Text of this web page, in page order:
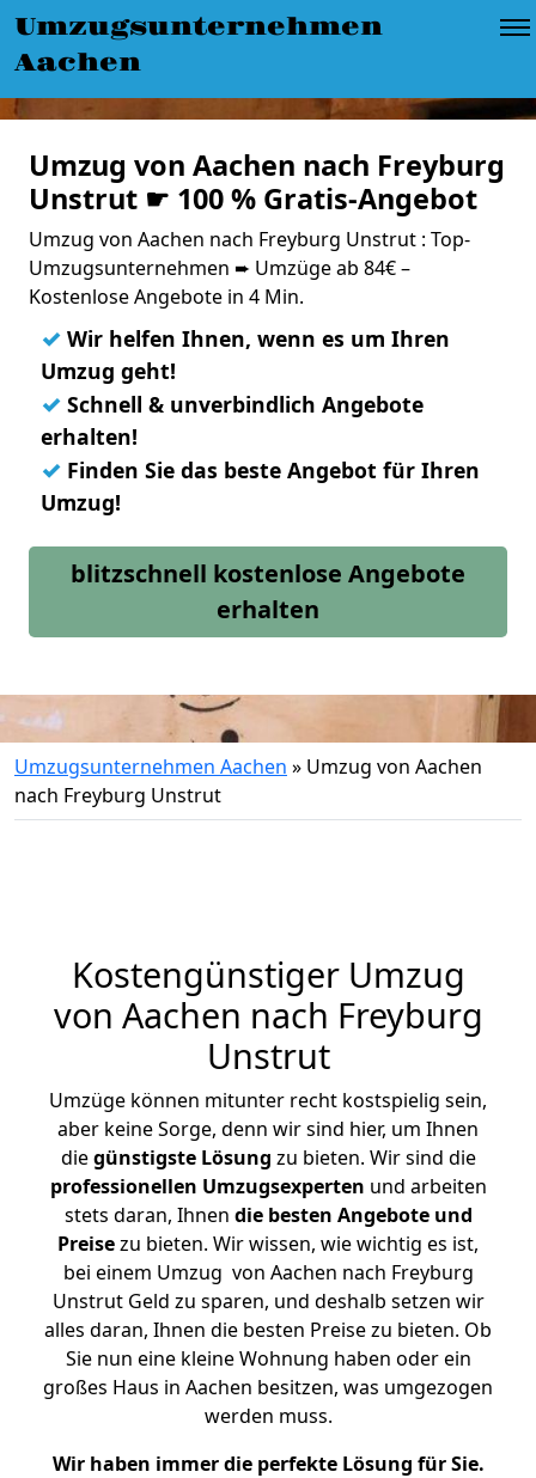
Umzugsunternehmen
Aachen
Umzug von Aachen nach Freyburg
Unstrut ☛ 100 % Gratis-Angebot
Umzug von Aachen nach Freyburg Unstrut : Top-
Umzugsunternehmen ➨ Umzüge ab 84€ –
Kostenlose Angebote in 4 Min.
✓ Wir helfen Ihnen, wenn es um Ihren
Umzug geht!
✓ Schnell & unverbindlich Angebote
erhalten!
✓ Finden Sie das beste Angebot für Ihren
Umzug!
blitzschnell kostenlose Angebote
erhalten
Umzugsunternehmen Aachen » Umzug von Aachen
nach Freyburg Unstrut
Kostengünstiger Umzug
von Aachen nach Freyburg
Unstrut
Umzüge können mitunter recht kostspielig sein,
aber keine Sorge, denn wir sind hier, um Ihnen
diegünstigste Lösung zu bieten. Wir sind die
professionellen Umzugsexperten und arbeiten
stets daran, Ihnen die besten Angebote und
Preisezu bieten. Wir wissen, wie wichtig es ist,
bei einem Umzug von Aachen nach Freyburg
Unstrut Geld zu sparen, und deshalb setzen wir
alles daran, Ihnen die besten Preise zu bieten. Ob
Sie nun eine kleine Wohnung haben oder ein
großes Haus in Aachen besitzen, was umgezogen
werden muss.
Wir haben immer die perfekte Lösung für Sie.